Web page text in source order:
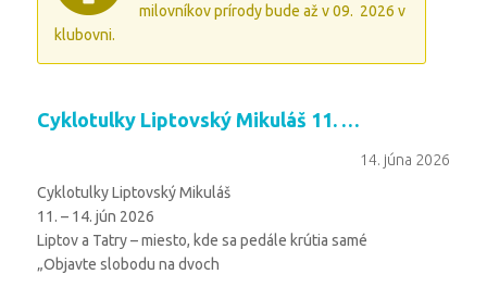
milovníkov prírody bude až v 09. 2026 v
klubovni.
Cyklotulky Liptovský Mikuláš 11. – 14. jún 2026
14. júna 2026
Cyklotulky Liptovský Mikuláš
11. – 14. jún 2026
Liptov a Tatry – miesto, kde sa pedále krútia samé
„Objavte slobodu na dvoch